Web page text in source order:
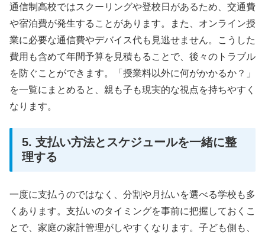
通信制高校ではスクーリングや登校日があるため、交通費
や宿泊費が発生することがあります。また、オンライン授
業に必要な通信費やデバイス代も見逃せません。こうした
費用も含めて年間予算を見積もることで、後々のトラブル
を防ぐことができます。「授業料以外に何がかかるか？」
を一覧にまとめると、親も子も現実的な視点を持ちやすく
なります。
5. 支払い方法とスケジュールを一緒に整
理する
一度に支払うのではなく、分割や月払いを選べる学校も多
くあります。支払いのタイミングを事前に把握しておくこ
とで、家庭の家計管理がしやすくなります。子ども側も、